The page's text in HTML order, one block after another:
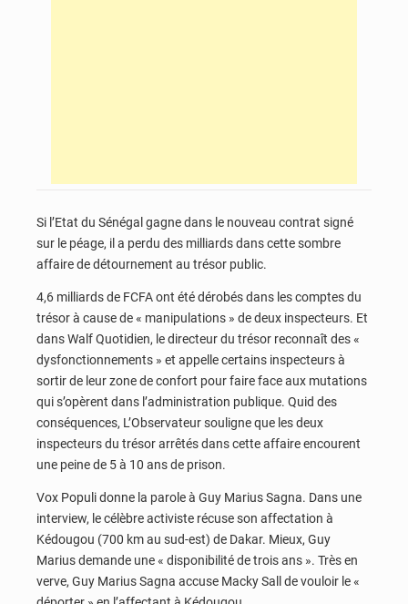
Si l’Etat du Sénégal gagne dans le nouveau contrat signé
sur le péage, il a perdu des milliards dans cette sombre
affaire de détournement au trésor public.
4,6 milliards de FCFA ont été dérobés dans les comptes du
trésor à cause de « manipulations » de deux inspecteurs. Et
dans Walf Quotidien, le directeur du trésor reconnaît des «
dysfonctionnements » et appelle certains inspecteurs à
sortir de leur zone de confort pour faire face aux mutations
qui s’opèrent dans l’administration publique. Quid des
conséquences, L’Observateur souligne que les deux
inspecteurs du trésor arrêtés dans cette affaire encourent
une peine de 5 à 10 ans de prison.
Vox Populi donne la parole à Guy Marius Sagna. Dans une
interview, le célèbre activiste récuse son affectation à
Kédougou (700 km au sud-est) de Dakar. Mieux, Guy
Marius demande une « disponibilité de trois ans ». Très en
verve, Guy Marius Sagna accuse Macky Sall de vouloir le «